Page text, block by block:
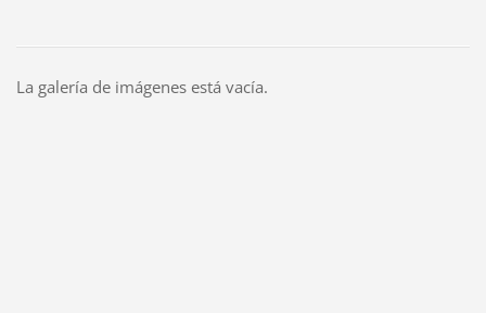
La galería de imágenes está vacía.